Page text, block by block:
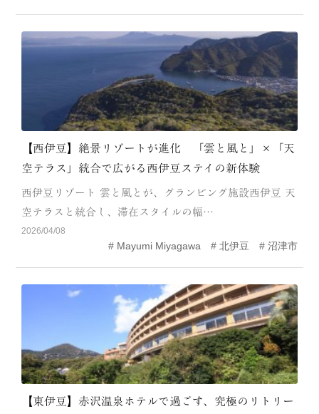
【西伊豆】絶景リゾートが進化 「雲と風と」×「天
空テラス」統合で広がる西伊豆ステイの新体験
西伊豆リゾート 雲と風とが、グランピング施設西伊豆 天
空テラスと統合し、滞在スタイルの幅…
2026/04/08
Mayumi Miyagawa 北伊豆 沼津市
【東伊豆】赤沢温泉ホテルで過ごす、究極のリトリー